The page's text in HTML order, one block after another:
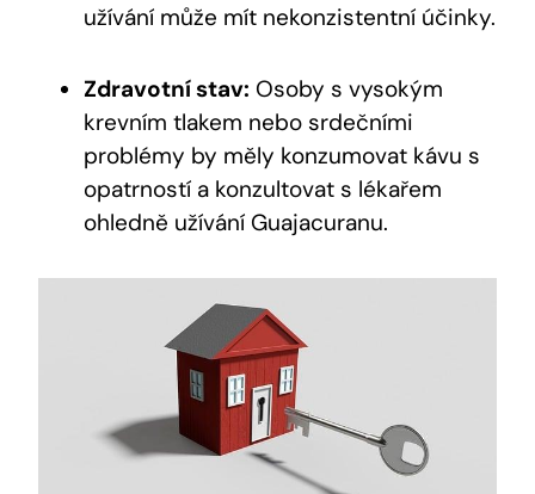
užívání může mít nekonzistentní účinky.
Zdravotní stav: Osoby s vysokým
krevním tlakem nebo srdečními
problémy by měly konzumovat kávu s
opatrností a konzultovat s lékařem
ohledně užívání Guajacuranu.